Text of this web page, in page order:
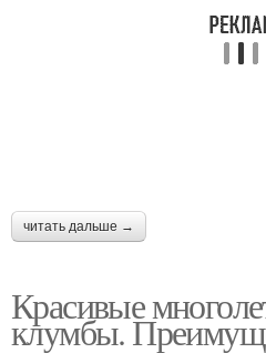
читать дальше →
Красивые
клумбы.